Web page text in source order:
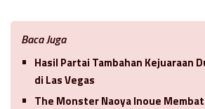
Baca Juga
Hasil Partai Tambahan Kejuaraan
di Las Vegas
The Monster Naoya Inoue